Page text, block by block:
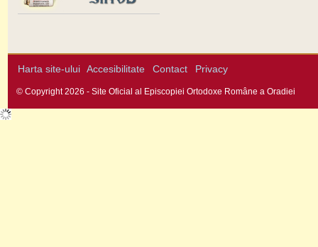
Harta site-ului Accesibilitate Contact Privacy
© Copyright 2026 - Site Oficial al Episcopiei Ortodoxe Române a Oradiei